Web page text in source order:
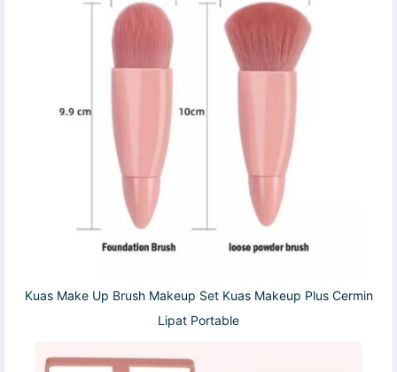
Kuas Make Up Brush Makeup Set Kuas Makeup Plus Cermin
Lipat Portable